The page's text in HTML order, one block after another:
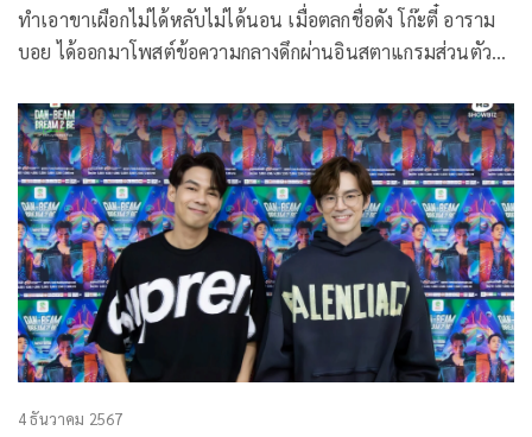
ทำเอาขาเผือกไม่ได้หลับไม่ได้นอน เมื่อตลกชื่อดัง โก๊ะตี๋ อาราม
บอย ได้ออกมาโพสต์ข้อความกลางดึกผ่านอินสตาแกรมส่วนตัว
แต่งงานกันได้เพียงแค่ปีเดียวเท่านั้นเอง
4 ธันวาคม 2567